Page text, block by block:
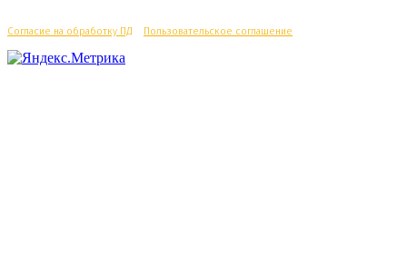
Согласие на обработку ПД Пользовательское соглашение